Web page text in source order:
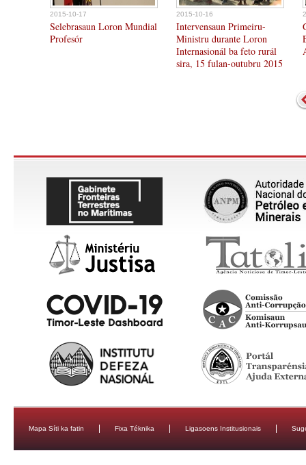
2015-10-17
Selebrasaun Loron Mundial
Profesór
2015-10-16
Intervensaun Primeiru-
Ministru durante Loron
Internasionál ba feto rurál
sira, 15 fulan-outubru 2015
Mapa Síti ka fatin Fixa Téknika Ligasoens Institusionais